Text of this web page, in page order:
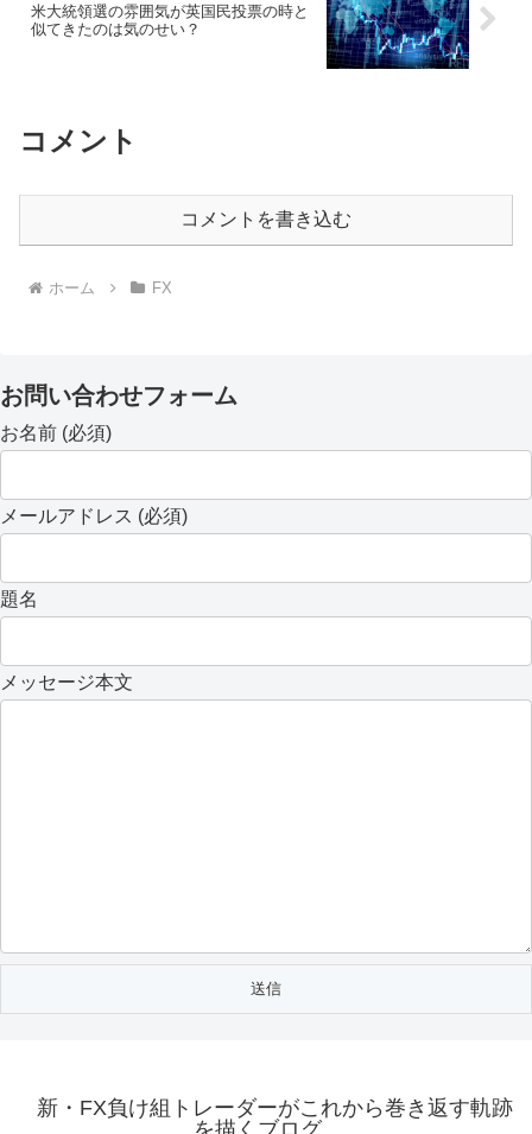
米大統領選の雰囲気が英国民投票の時と
似てきたのは気のせい？
コメント
コメントを書き込む
ホーム FX
お問い合わせフォーム
お名前 (必須)
メールアドレス (必須)
題名
メッセージ本文
新・FX負け組トレーダーがこれから巻き返す軌跡